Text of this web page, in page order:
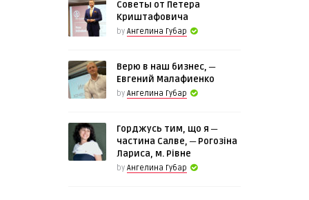
Советы от Петера
Криштафовича
by Ангелина Губар
Верю в наш бизнес, ─
Евгений Малафиенко
by Ангелина Губар
Горджусь тим, що я ─
частина Салве, ─ Рогозіна
Лариса, м. Рівне
by Ангелина Губар